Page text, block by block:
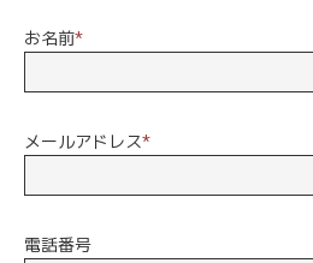
お名前*
メールアドレス*
電話番号